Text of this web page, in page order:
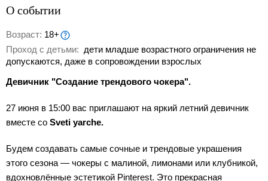
О событии
Возраст: 18+
Проход с детьми: дети младше возрастного ограничения не
допускаются, даже в сопровождении взрослых
Девичник "Создание трендового чокера".
27 июня в 15:00 вас приглашают на яркий летний девичник
вместе со Sveti yarche.
Будем создавать самые сочные и трендовые украшения
этого сезона — чокеры с малиной, лимонами или клубникой,
вдохновлённые эстетикой Pinterest. Это прекрасная